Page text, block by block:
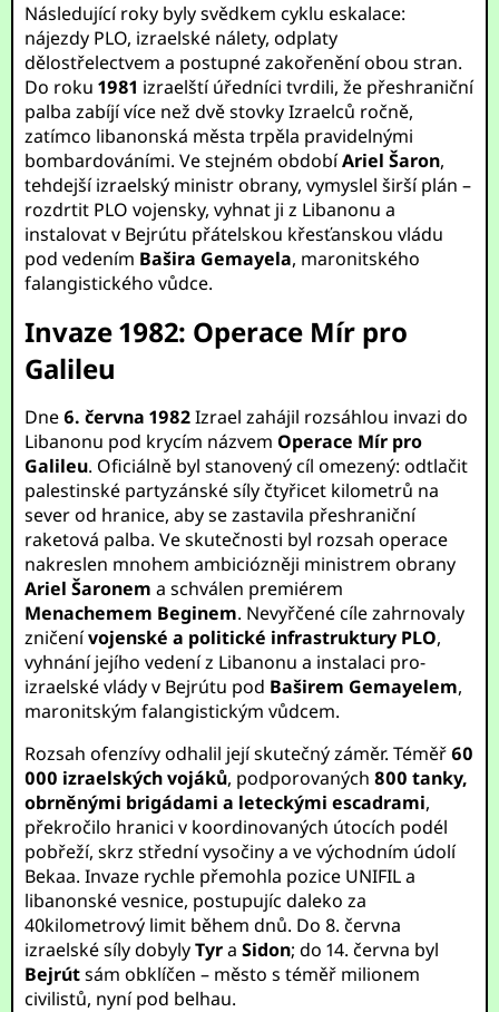
Následující roky byly svědkem cyklu eskalace:
nájezdy PLO, izraelské nálety, odplaty
dělostřelectvem a postupné zakořenění obou stran.
Do roku1981 izraelští úředníci tvrdili, že přeshraniční
palba zabíjí více než dvě stovky Izraelců ročně,
zatímco libanonská města trpěla pravidelnými
bombardováními. Ve stejném obdobíAriel Šaron,
tehdejší izraelský ministr obrany, vymyslel širší plán –
rozdrtit PLO vojensky, vyhnat ji z Libanonu a
instalovat v Bejrútu přátelskou křesťanskou vládu
pod vedením Bašira Gemayela, maronitského
falangistického vůdce.
Invaze 1982: Operace Mír pro
Galileu
Dne6. června 1982Izrael zahájil rozsáhlou invazi do
Libanonu pod krycím názvemOperace Mír pro
Galileu. Oficiálně byl stanovený cíl omezený: odtlačit
palestinské partyzánské síly čtyřicet kilometrů na
sever od hranice, aby se zastavila přeshraniční
raketová palba. Ve skutečnosti byl rozsah operace
nakreslen mnohem ambiciózněji ministrem obrany
Ariel Šaronem a schválen premiérem
Menachemem Beginem. Nevyřčené cíle zahrnovaly
zničenívojenské a politické infrastruktury PLO,
vyhnání jejího vedení z Libanonu a instalaci pro-
izraelské vlády v Bejrútu pod Baširem Gemayelem,
maronitským falangistickým vůdcem.
Rozsah ofenzívy odhalil její skutečný záměr. Téměř60
000 izraelských vojáků, podporovaných800 tanky,
obrněnými brigádami a leteckými escadrami,
překročilo hranici v koordinovaných útocích podél
pobřeží, skrz střední vysočiny a ve východním údolí
Bekaa. Invaze rychle přemohla pozice UNIFIL a
libanonské vesnice, postupujíc daleko za
40kilometrový limit během dnů. Do 8. června
izraelské síly dobylyTyraSidon; do 14. června byl
Bejrútsám obklíčen – město s téměř milionem
civilistů, nyní pod belhau.